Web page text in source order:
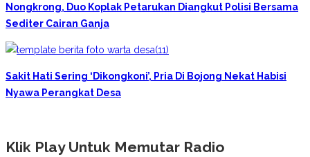
Nongkrong, Duo Koplak Petarukan Diangkut Polisi Bersama
Sediter Cairan Ganja
Sakit Hati Sering ‘Dikongkoni’, Pria Di Bojong Nekat Habisi
Nyawa Perangkat Desa
Klik Play Untuk Memutar Radio